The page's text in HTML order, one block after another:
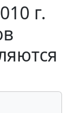
г.